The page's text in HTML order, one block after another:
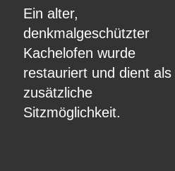
Ein alter,
denkmalgeschützter
Kachelofen wurde
restauriert und dient als
zusätzliche
Sitzmöglichkeit.